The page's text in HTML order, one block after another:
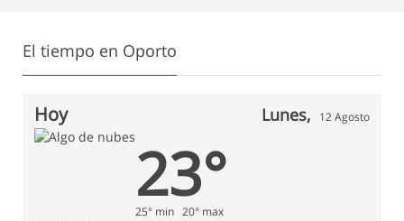
El tiempo en Oporto
Hoy Lunes, 12 Agosto
23°
25° min 20° max